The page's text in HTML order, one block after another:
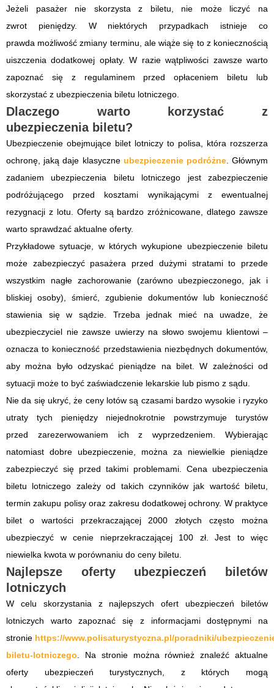
Jeżeli pasażer nie skorzysta z biletu, nie może liczyć na
zwrot pieniędzy. W niektórych przypadkach istnieje co
prawda możliwość zmiany terminu, ale wiąże się to z koniecznością
uiszczenia dodatkowej opłaty. W razie wątpliwości zawsze warto
zapoznać się z regulaminem przed opłaceniem biletu lub
skorzystać z ubezpieczenia biletu lotniczego.
Dlaczego warto korzystać z
ubezpieczenia biletu?
Ubezpieczenie obejmujące bilet lotniczy to polisa, która rozszerza
ochronę, jaką daje klasyczne ubezpieczenie podróżne. Głównym
zadaniem ubezpieczenia biletu lotniczego jest zabezpieczenie
podróżującego przed kosztami wynikającymi z ewentualnej
rezygnacji z lotu. Oferty są bardzo zróżnicowane, dlatego zawsze
warto sprawdzać aktualne oferty.
Przykładowe sytuacje, w których wykupione ubezpieczenie biletu
może zabezpieczyć pasażera przed dużymi stratami to przede
wszystkim nagłe zachorowanie (zarówno ubezpieczonego, jak i
bliskiej osoby), śmierć, zgubienie dokumentów lub konieczność
stawienia się w sądzie. Trzeba jednak mieć na uwadze, że
ubezpieczyciel nie zawsze uwierzy na słowo swojemu klientowi –
oznacza to konieczność przedstawienia niezbędnych dokumentów,
aby można było odzyskać pieniądze na bilet. W zależności od
sytuacji może to być zaświadczenie lekarskie lub pismo z sądu.
Nie da się ukryć, że ceny lotów są czasami bardzo wysokie i ryzyko
utraty tych pieniędzy niejednokrotnie powstrzymuje turystów
przed zarezerwowaniem ich z wyprzedzeniem. Wybierając
natomiast dobre ubezpieczenie, można za niewielkie pieniądze
zabezpieczyć się przed takimi problemami. Cena ubezpieczenia
biletu lotniczego zależy od takich czynników jak wartość biletu,
termin zakupu polisy oraz zakresu dodatkowej ochrony. W praktyce
bilet o wartości przekraczającej 2000 złotych często można
ubezpieczyć w cenie nieprzekraczającej 100 zł. Jest to więc
niewielka kwota w porównaniu do ceny biletu.
Najlepsze oferty ubezpieczeń biletów
lotniczych
W celu skorzystania z najlepszych ofert ubezpieczeń biletów
lotniczych warto zapoznać się z informacjami dostępnymi na
stronie https://www.polisaturystyczna.pl/poradniki/
biletu-lotniczego . Na stronie można również znaleźć aktualne
oferty ubezpieczeń turystycznych, z których mogą